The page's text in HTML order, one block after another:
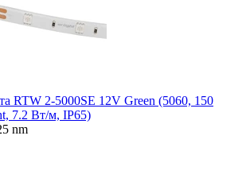
RTW 2-5000SE 12V Green (5060, 150
7.2 Вт/м, IP65)
nm